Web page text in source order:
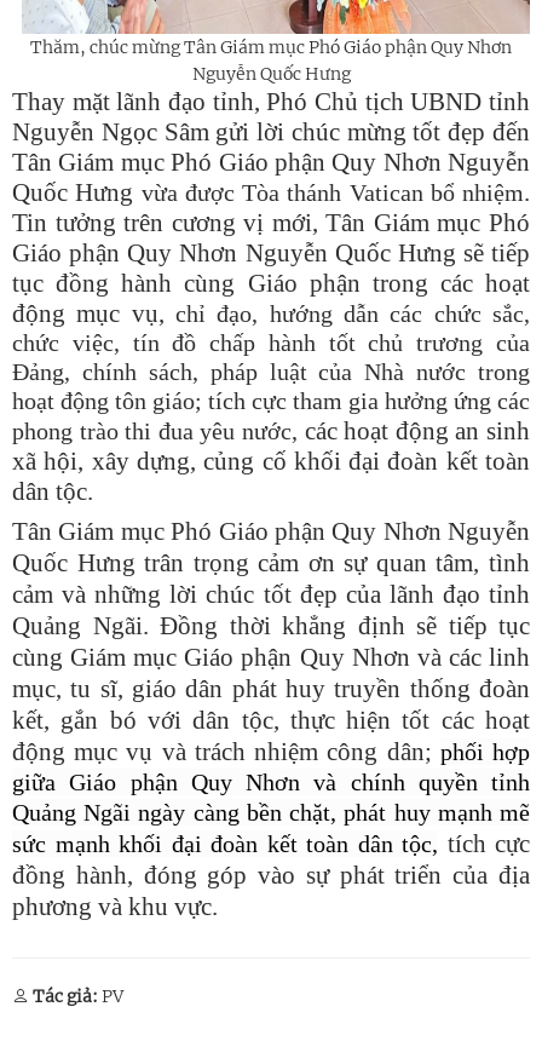
Thăm, chúc mừngTân Giám mục Phó Giáo phận Quy Nhơn
Nguyễn Quốc Hưng
Thay mặt lãnh đạo tỉnh, Phó Chủ tịch UBND tỉnh
Nguyễn Ngọc Sâm gửi lời chúc mừng tốt đẹp đến
Tân Giám mục Phó Giáo phận Quy Nhơn Nguyễn
Quốc Hưng vừa được Tòa thánh Vatican bổ nhiệm.
Tin tưởng trên cương vị mới, Tân Giám mục Phó
Giáo phận Quy Nhơn Nguyễn Quốc Hưng sẽ tiếp
tục đồng hành cùng Giáo phận trong các hoạt
động mục vụ, chỉ đạo, hướng dẫn các chức sắc,
chức việc, tín đồ chấp hành tốt chủ trương của
Đảng, chính sách, pháp luật của Nhà nước trong
hoạt động tôn giáo; tích cực tham gia hưởng ứng các
phong trào thi đua yêu nước, các hoạt động an sinh
xã hội, xây dựng, củng cố khối đại đoàn kết toàn
dân tộc.
Tân Giám mục Phó Giáo phận Quy Nhơn Nguyễn
Quốc Hưng trân trọng cảm ơn sự quan tâm, tình
cảm và những lời chúc tốt đẹp của lãnh đạo tỉnh
Quảng Ngãi. Đồng thời khẳng định sẽ tiếp tục
cùng Giám mục Giáo phận Quy Nhơn và các linh
mục, tu sĩ, giáo dân phát huy truyền thống đoàn
kết, gắn bó với dân tộc, thực hiện tốt các hoạt
động mục vụ và trách nhiệm công dân; phối hợp
giữa Giáo phận Quy Nhơn và chính quyền tỉnh
Quảng Ngãi ngày càng bền chặt, phát huy mạnh mẽ
sức mạnh khối đại đoàn kết toàn dân tộc, tích cực
đồng hành, đóng góp vào sự phát triển của địa
phương và khu vực.
Tác giả: PV